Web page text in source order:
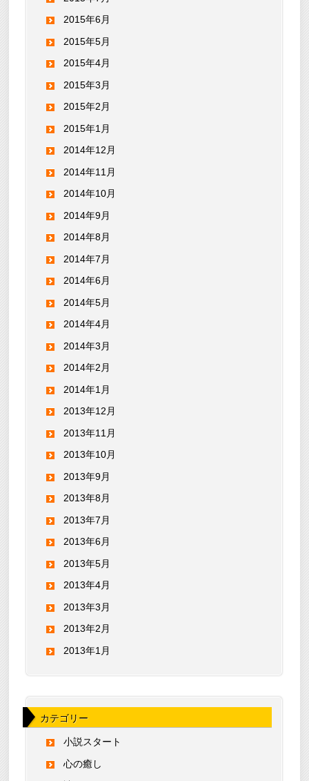
2015年6月
2015年5月
2015年4月
2015年3月
2015年2月
2015年1月
2014年12月
2014年11月
2014年10月
2014年9月
2014年8月
2014年7月
2014年6月
2014年5月
2014年4月
2014年3月
2014年2月
2014年1月
2013年12月
2013年11月
2013年10月
2013年9月
2013年8月
2013年7月
2013年6月
2013年5月
2013年4月
2013年3月
2013年2月
2013年1月
カテゴリー
小説スタート
心の癒し